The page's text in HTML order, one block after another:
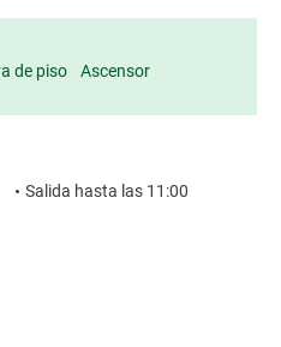
de piso
Ascensor
Salida hasta las 11:00